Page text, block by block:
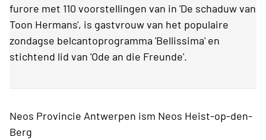
furore met 110 voorstellingen van in 'De schaduw van
Toon Hermans', is gastvrouw van het populaire
zondagse belcantoprogramma 'Bellissima' en
stichtend lid van 'Ode an die Freunde'.
Neos Provincie Antwerpen ism Neos Heist-op-den-
Berg